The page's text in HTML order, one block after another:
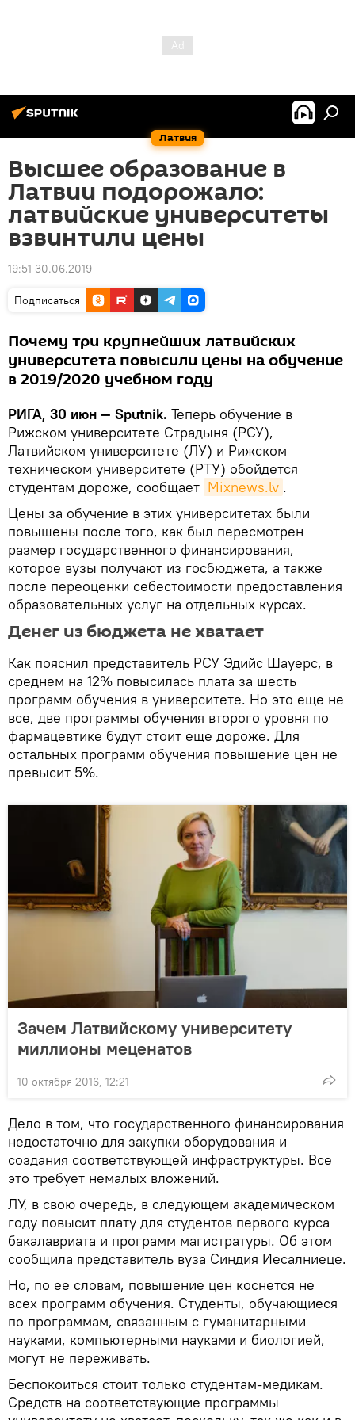
Латвия
Высшее образование в
Латвии подорожало:
латвийские университеты
взвинтили цены
19:51 30.06.2019
Подписаться
Почему три крупнейших латвийских
университета повысили цены на обучение
в 2019/2020 учебном году
РИГА, 30 июн — Sputnik. Теперь обучение в
Рижском университете Страдыня (РСУ),
Латвийском университете (ЛУ) и Рижском
техническом университете (РТУ) обойдется
студентам дороже, сообщает Mixnews.lv .
Цены за обучение в этих университетах были
повышены после того, как был пересмотрен
размер государственного финансирования,
которое вузы получают из госбюджета, а также
после переоценки себестоимости предоставления
образовательных услуг на отдельных курсах.
Денег из бюджета не хватает
Как пояснил представитель РСУ Эдийс Шауерс, в
среднем на 12% повысилась плата за шесть
программ обучения в университете. Но это еще не
все, две программы обучения второго уровня по
фармацевтике будут стоит еще дороже. Для
остальных программ обучения повышение цен не
превысит 5%.
Зачем Латвийскому университету
миллионы меценатов
10 октября 2016, 12:21
Дело в том, что государственного финансирования
недостаточно для закупки оборудования и
создания соответствующей инфраструктуры. Все
это требует немалых вложений.
ЛУ, в свою очередь, в следующем академическом
году повысит плату для студентов первого курса
бакалавриата и программ магистратуры. Об этом
сообщила представитель вуза Синдия Иесалниеце.
Но, по ее словам, повышение цен коснется не
всех программ обучения. Студенты, обучающиеся
по программам, связанным с гуманитарными
науками, компьютерными науками и биологией,
могут не переживать.
Беспокоиться стоит только студентам-медикам.
Средств на соответствующие программы